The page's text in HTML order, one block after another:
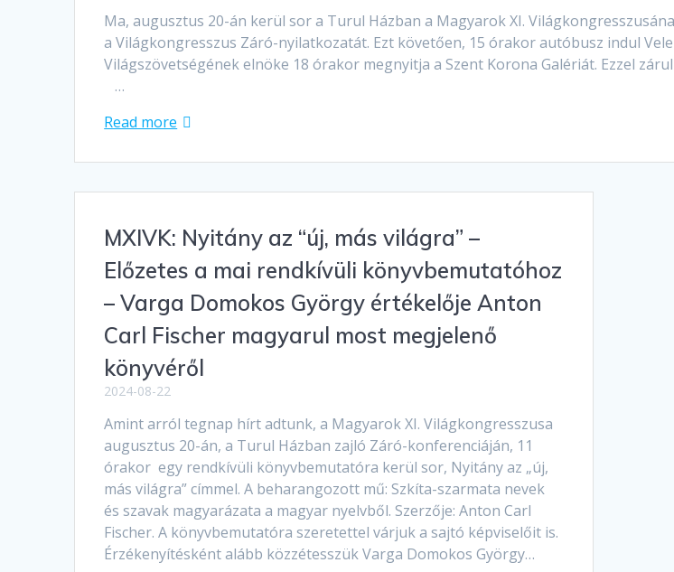
Ma, augusztus 20-án kerül sor a Turul Házban a Magyarok XI.
a Világkongresszus Záró-nyilatkozatát. Ezt követően, 15 órakor autóbusz indul
Világszövetségének elnöke 18 órakor megnyitja a Szent Korona Galériát. Ezzel
…
Read more
MXIVK: Nyitány az “új, más világra” –
Előzetes a mai rendkívüli könyvbemutatóhoz
– Varga Domokos György értékelője Anton
Carl Fischer magyarul most megjelenő
könyvéről
2024-08-22
Amint arról tegnap hírt adtunk, a Magyarok XI. Világkongresszusa
augusztus 20-án, a Turul Házban zajló Záró-konferenciáján, 11
órakor egy rendkívüli könyvbemutatóra kerül sor, Nyitány az „új,
más világra” címmel. A beharangozott mű: Szkíta-szarmata nevek
és szavak magyarázata a magyar nyelvből. Szerzője: Anton Carl
Fischer. A könyvbemutatóra szeretettel várjuk a sajtó képviselőit is.
Érzékenyítésként alább közzétesszük Varga Domokos György…